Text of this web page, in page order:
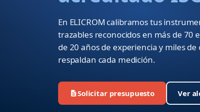
En ELICROM calibramos tus
trazables reconocidos en más de 70
de 20 años de experiencia y miles
respaldan cada medición.
Solicitar presupuesto Ver